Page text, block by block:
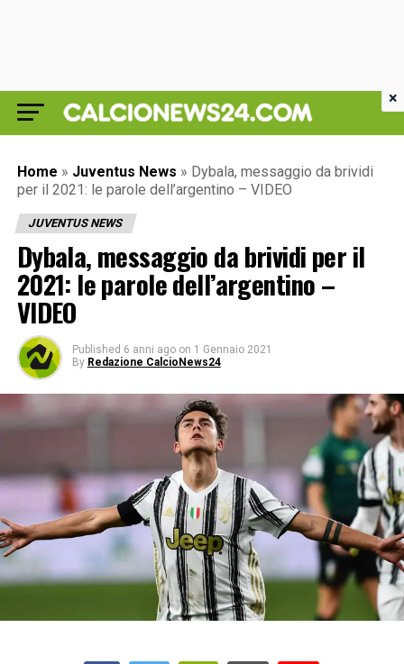
Home » Juventus News » Dybala, messaggio da brividi
per il 2021: le parole dell’argentino – VIDEO
JUVENTUS NEWS
Dybala, messaggio da brividi per il
2021: le parole dell’argentino –
VIDEO
Published 6 anni ago on 1 Gennaio 2021
By Redazione CalcioNews24
×